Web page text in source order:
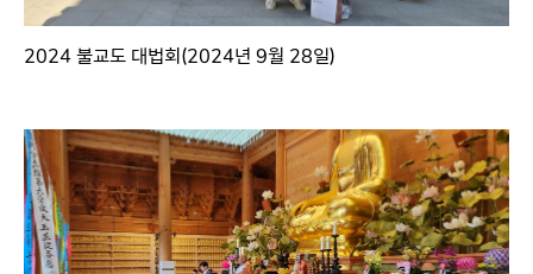
2024 불교도 대법회(2024년 9월 28일)